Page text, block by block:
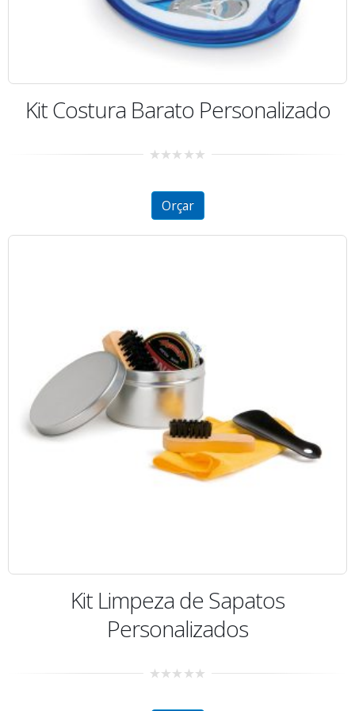
Kit Costura Barato Personalizado
of
Orçar
Kit Limpeza de Sapatos
Personalizados